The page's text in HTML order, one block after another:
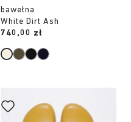
bawełna
White Dirt Ash
Price:
740,00 zł
koloru
spowoduje